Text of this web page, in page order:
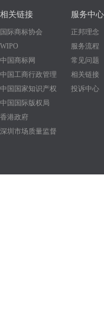
相关链接
国际商标协会
WIPO
中国商标网
中国工商行政管理
中国国家知识产权
中国国际版权局
香港政府
深圳市场质量监督
服务中心
正邦理念
服务流程
常见问题
相关链接
投诉中心